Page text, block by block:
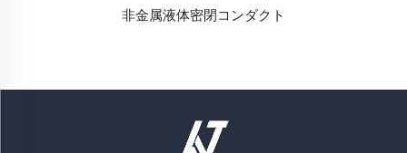
非金属液体密閉コンダクト